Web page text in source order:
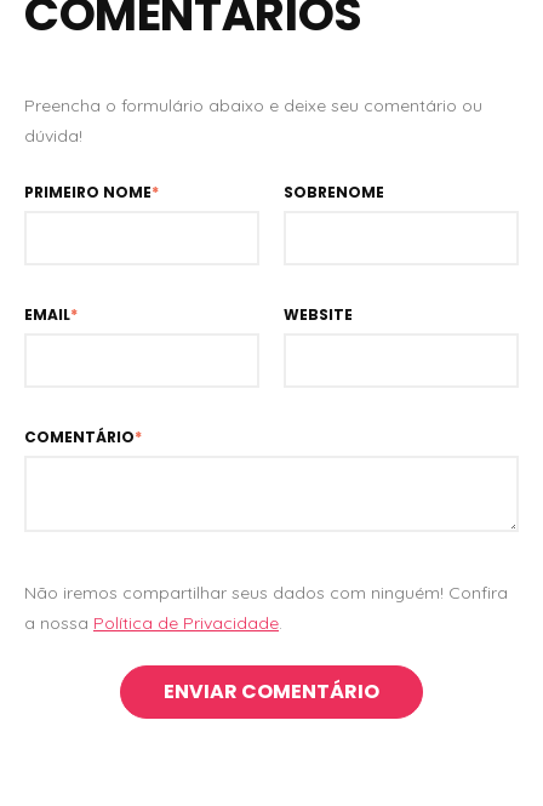
COMENTÁRIOS
Preencha o formulário abaixo e deixe seu comentário ou
dúvida!
PRIMEIRO NOME* SOBRENOME
EMAIL* WEBSITE
COMENTÁRIO*
Não iremos compartilhar seus dados com ninguém! Confira
a nossa Política de Privacidade